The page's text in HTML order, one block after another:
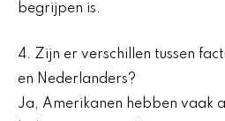
begrijpen is.
4. Zijn er verschillen tussen
en Nederlanders?
Ja, Amerikanen hebben vaak